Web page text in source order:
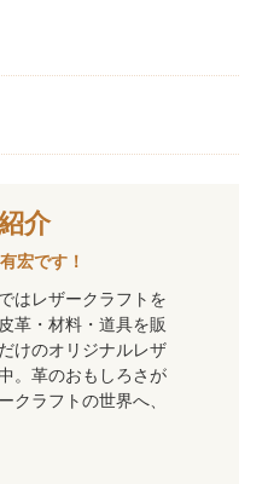
介
宏です！
はレザークラフトを
革・材料・道具を販
けのオリジナルレザ
。革のおもしろさが
クラフトの世界へ、